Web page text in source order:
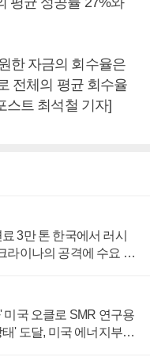
한 자금의 회수율은
전체의 평균 회수율
스트 최석철 기자]
3만 톤 한국에서 러시
라이나의 공격에 수요 늘
미국 오클로 SMR 연구용
' 도달, 미국 에너지부